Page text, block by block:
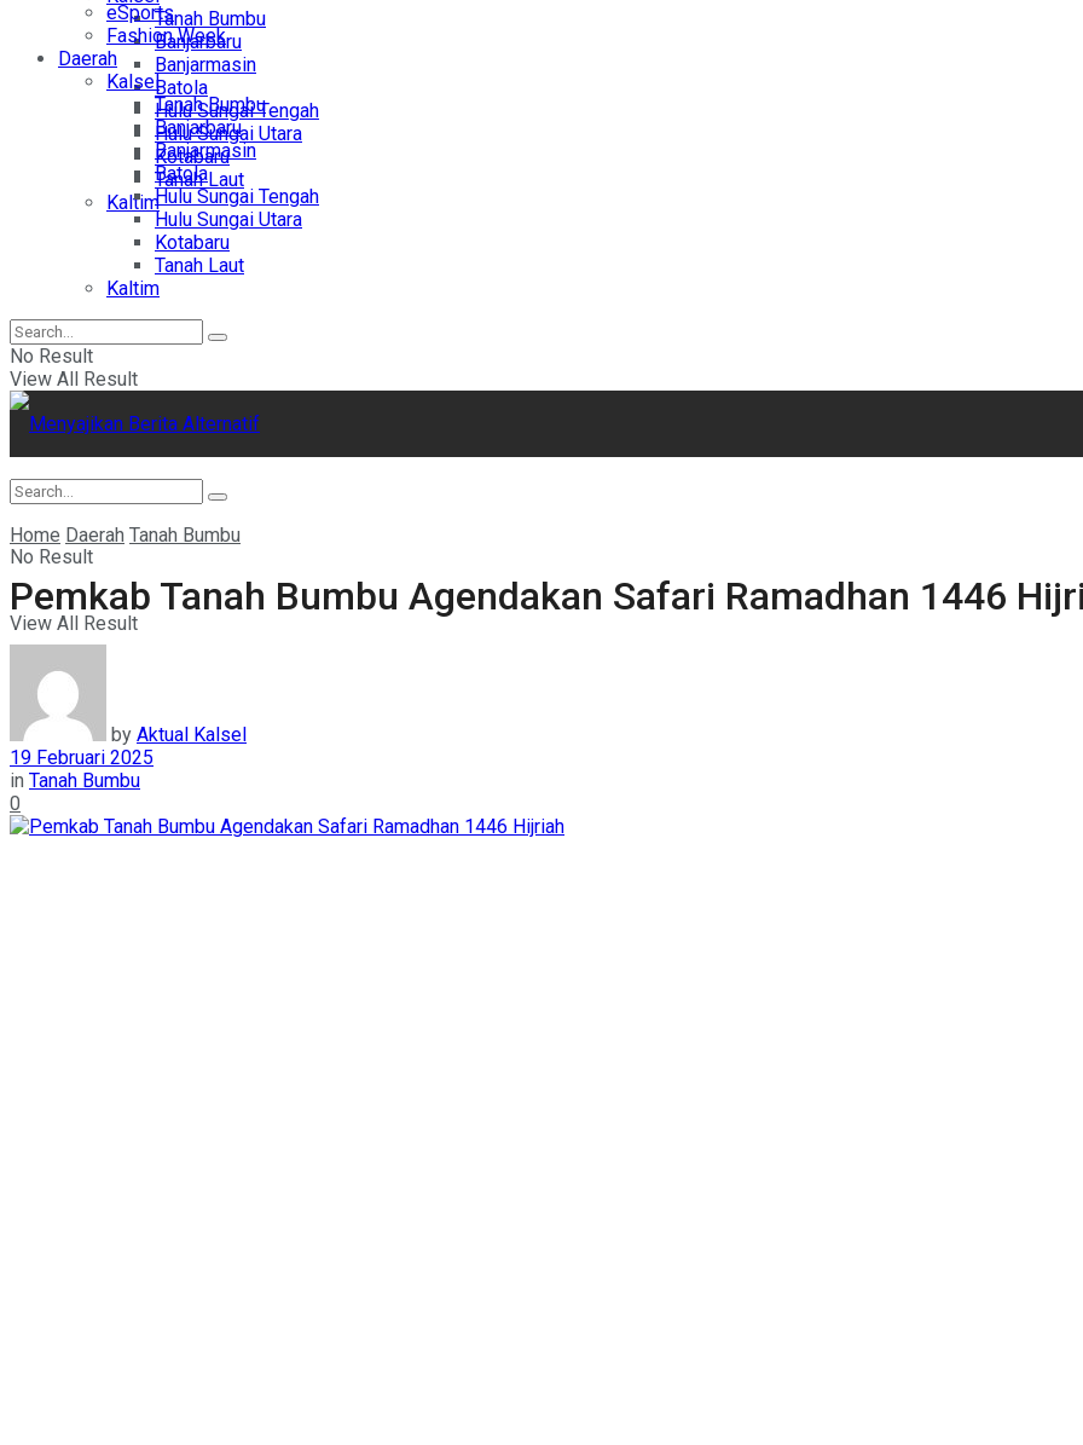
Tanah Bumbu
Banjarbaru
Banjarmasin
Batola
Hulu Sungai Tengah
Hulu Sungai Utara
Kotabaru
Tanah Laut
Kaltim
eSports
Fashion Week
Daerah
Kalsel
Tanah Bumbu
Banjarbaru
Banjarmasin
Batola
Hulu Sungai Tengah
Hulu Sungai Utara
Kotabaru
Tanah Laut
Kaltim
No Result
View All Result
No Result
View All Result
Home Daerah Tanah Bumbu
Pemkab Tanah Bumbu Agendakan Safari Ramadhan 1446
by Aktual Kalsel
19 Februari 2025
in Tanah Bumbu
0